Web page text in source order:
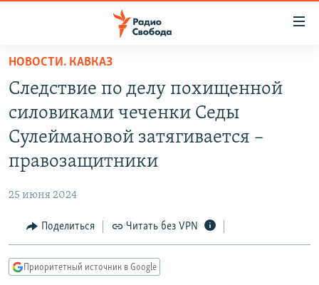
упрощенного
доступа
основному
содержанию
Вернутся
навигации
Вернутся
ПОДКАСТЫ
АВТОРСКИЕ ПРОЕКТЫ
IDEL.РЕАЛИИ
КАВКАЗ.РЕАЛИИ
НОВОСТИ. КАВКАЗ
Следствие по делу похищенной
силовиками чеченки Седы
Сулеймановой затягивается –
правозащитники
25 июня 2024
Поделиться Читать без VPN
Приоритетный источник в Google